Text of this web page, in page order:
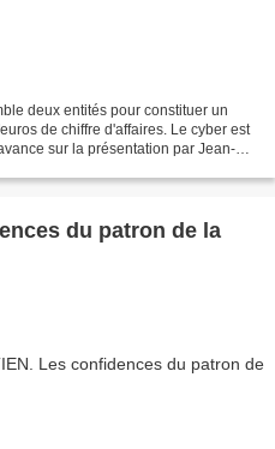
deux entités pour constituer un
de chiffre d'affaires. Le cyber est
sur la présentation par Jean-
du patron de la